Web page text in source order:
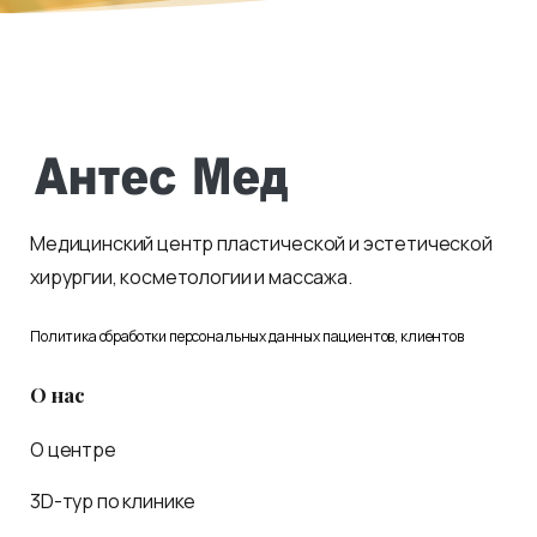
Медицинский центр пластической и эстетической
хирургии, косметологии и массажа.
Политика обработки персональных данных пациентов, клиентов
О нас
О центре
3D-тур по клинике